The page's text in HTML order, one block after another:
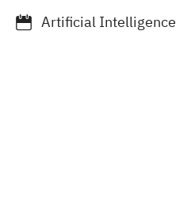
Vollzeit
Artificial Intelligence